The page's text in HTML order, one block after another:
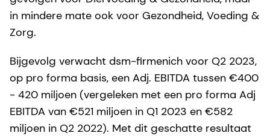
in mindere mate ook voor Gezondheid, Voeding &
Zorg.
Bijgevolg verwacht dsm-firmenich voor Q2 2023,
op pro forma basis, een Adj. EBITDA tussen €400
- 420 miljoen (vergeleken met een pro forma Adj
EBITDA van €521 miljoen in Q1 2023 en €582
miljoen in Q2 2022). Met dit geschatte resultaat